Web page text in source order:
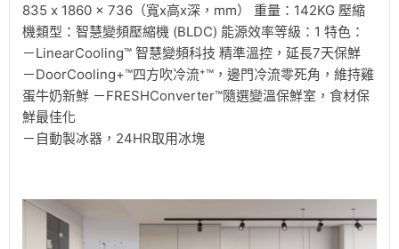
835 x 1860 x 736（寬x高x深，mm） 重量：142KG 壓縮
機類型：智慧變頻壓縮機 (BLDC) 能源效率等級：1 特色：
－LinearCooling™ 智慧變頻科技 精準溫控，延長7天保鮮
－DoorCooling+™四方吹冷流⁺™，邊門冷流零死角，維持雞
蛋牛奶新鮮 －FRESHConverter™隨選變溫保鮮室，食材保
鮮最佳化
－自動製冰器，24HR取用冰塊